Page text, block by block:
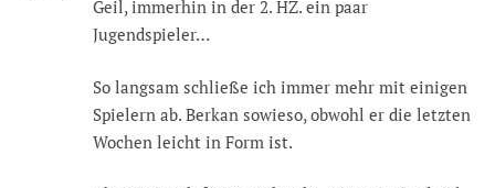
Geil, immerhin in der 2. HZ. ein paar
Jugendspieler…
So langsam schließe ich immer mehr mit einigen
Spielern ab. Berkan sowieso, obwohl er die letzten
Wochen leicht in Form ist.